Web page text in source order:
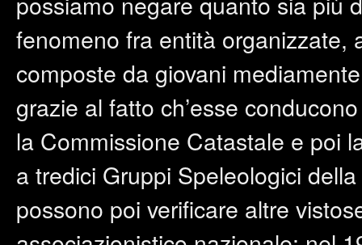
fenomeno fra entità organizzate,
composte da giovani
grazie al fatto ch’esse
la Commissione Catastale e poi
a tredici Gruppi Speleologici
possono poi verificare altre